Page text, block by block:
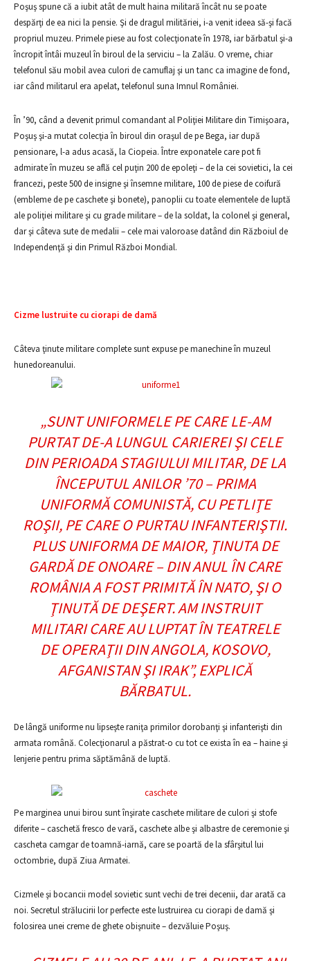
Poşuş spune că a iubit atât de mult haina militară încât nu se poate
despărţi de ea nici la pensie. Şi de dragul milităriei, i-a venit ideea să-şi facă
propriul muzeu. Primele piese au fost colecţionate în 1978, iar bărbatul şi-a
încropit întâi muzeul în biroul de la serviciu – la Zalău. O vreme, chiar
telefonul său mobil avea culori de camuflaj şi un tanc ca imagine de fond,
iar când militarul era apelat, telefonul suna Imnul României.
În ’90, când a devenit primul comandant al Poliţiei Militare din Timişoara,
Poşuş şi-a mutat colecţia în biroul din oraşul de pe Bega, iar după
pensionare, l-a adus acasă, la Ciopeia. Între exponatele care pot fi
admirate în muzeu se află cel puţin 200 de epoleţi – de la cei sovietici, la cei
francezi, peste 500 de insigne şi însemne militare, 100 de piese de coifură
(embleme de pe caschete şi bonete), panoplii cu toate elementele de luptă
ale poliţiei militare şi cu grade militare – de la soldat, la colonel şi general,
dar şi câteva sute de medalii – cele mai valoroase datând din Războiul de
Independenţă şi din Primul Război Mondial.
Cizme lustruite cu ciorapi de damă
Câteva ţinute militare complete sunt expuse pe manechine în muzeul
hunedoreanului.
„SUNT UNIFORMELE PE CARE LE-AM
PURTAT DE-A LUNGUL CARIEREI ŞI CELE
DIN PERIOADA STAGIULUI MILITAR, DE LA
ÎNCEPUTUL ANILOR ’70 – PRIMA
UNIFORMĂ COMUNISTĂ, CU PETLIŢE
ROŞII, PE CARE O PURTAU INFANTERIŞTII.
PLUS UNIFORMA DE MAIOR, ŢINUTA DE
GARDĂ DE ONOARE – DIN ANUL ÎN CARE
ROMÂNIA A FOST PRIMITĂ ÎN NATO, ŞI O
ŢINUTĂ DE DEŞERT. AM INSTRUIT
MILITARI CARE AU LUPTAT ÎN TEATRELE
DE OPERAŢII DIN ANGOLA, KOSOVO,
AFGANISTAN ŞI IRAK”, EXPLICĂ
BĂRBATUL.
De lângă uniforme nu lipseşte raniţa primilor dorobanţi şi infanterişti din
armata română. Colecţionarul a păstrat-o cu tot ce exista în ea – haine şi
lenjerie pentru prima săptămână de luptă.
Pe marginea unui birou sunt înşirate caschete militare de culori şi stofe
diferite – caschetă fresco de vară, caschete albe şi albastre de ceremonie şi
cascheta camgar de toamnă-iarnă, care se poartă de la sfârşitul lui
octombrie, după Ziua Armatei.
Cizmele şi bocancii model sovietic sunt vechi de trei decenii, dar arată ca
noi. Secretul strălucirii lor perfecte este lustruirea cu ciorapi de damă şi
folosirea unei creme de ghete obişnuite – dezvăluie Poşuş.